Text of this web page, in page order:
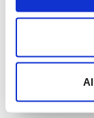
Krijg
en je
van je